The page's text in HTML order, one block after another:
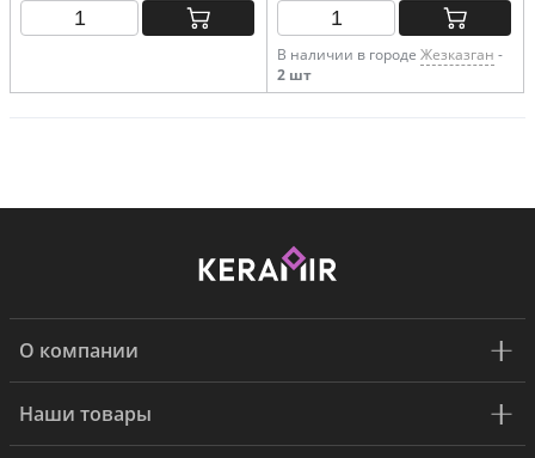
В наличии в городе Жезказган -
2 шт
О компании
Наши товары